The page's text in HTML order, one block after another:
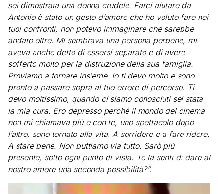
sei dimostrata una donna crudele. Farci aiutare da
Antonio è stato un gesto d’amore che ho voluto fare nei
tuoi confronti, non potevo immaginare che sarebbe
andato oltre. Mi sembrava una persona perbene, mi
aveva anche detto di essersi separato e di avere
sofferto molto per la distruzione della sua famiglia.
Proviamo a tornare insieme. Io ti devo molto e sono
pronto a passare sopra al tuo errore di percorso. Ti
devo moltissimo, quando ci siamo conosciuti sei stata
la mia cura. Ero depresso perché il mondo del cinema
non mi chiamava più e con te, uno spettacolo dopo
l’altro, sono tornato alla vita. A sorridere e a fare ridere.
A stare bene. Non buttiamo via tutto. Sarò più
presente, sotto ogni punto di vista. Te la senti di dare al
nostro amore una seconda possibilità?”.